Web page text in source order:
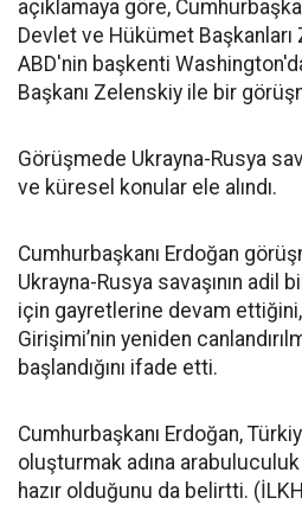
açıklamaya göre,
Devlet ve Hükümet
ABD'nin başkenti
Başkanı Zelenskiy ile bir
Görüşmede Ukrayna-Rusya
ve küresel konular ele alındı.
Cumhurbaşkanı Erdoğan
Ukrayna-Rusya savaşının adil
için gayretlerine devam ettiğini,
Girişimi’nin yeniden
başlandığını ifade etti.
Cumhurbaşkanı Erdoğan,
oluşturmak adına
hazır olduğunu da belirtti.